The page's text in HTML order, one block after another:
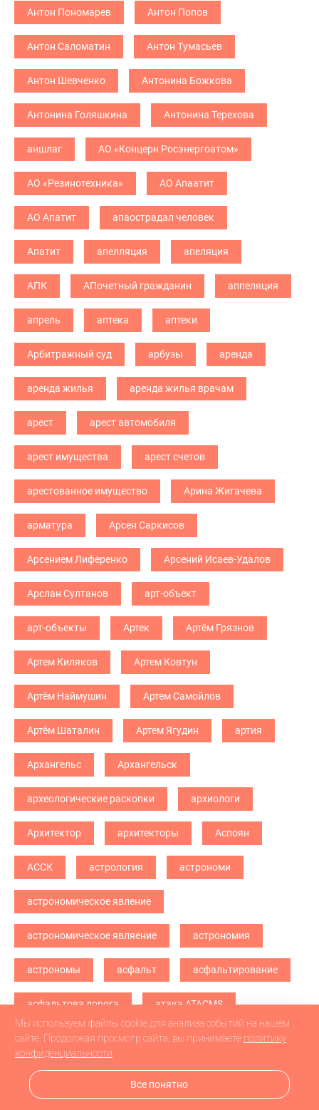
Антон Пономарев Антон Попов
Антон Саломатин Антон Тумасьев
Антон Шевченко Антонина Божкова
Антонина Голяшкина Антонина Терехова
аншлаг АО «Концерн Росэнергоатом»
АО «Резинотехника» АО Апаатит
АО Апатит апаострадал человек
Апатит апелляция апеляция
АПК АПочетный гражданин аппеляция
апрель аптека аптеки
Арбитражный суд арбузы аренда
аренда жилья аренда жилья врачам
арест арест автомобиля
арест имущества арест счетов
арестованное имущество Арина Жигачева
арматура Арсен Саркисов
Арсением Лиференко Арсений Исаев-Удалов
Арслан Султанов арт-объект
арт-объекты Артек Артём Грязнов
Артем Киляков Артем Ковтун
Артём Наймушин Артем Самойлов
Артём Шаталин Артем Ягудин артия
Архангельс Архангельск
археологические раскопки архиологи
Архитектор архитекторы Аспоян
АССК астрология астрономи
астрономическое явление
астрономическое являение астрономия
астрономы асфальт асфальтирование
асфальтова дорога атака ATACMS
атака БПЛА атака дронв атака дронов
атака дронов БПЛА атака дронов\
Мы используем файлы cookie для анализа событий на нашем
сайте. Продолжая просмотр сайта, вы принимаете политику
конфиденциальности
Все понятно